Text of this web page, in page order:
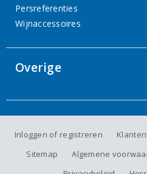
Persreferenties
Wijnaccessoires
Overige
Inloggen of registreren
Sitemap
Algemene